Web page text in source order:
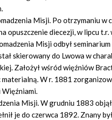
Misji. Po otrzymaniu w
opuszczenie diecezji, w lipcu t.r.
Misji odbył
skierowany do Lwowa w
Założył wśród więźniów
W r. 1881
Misji. W grudniu 1883
je do czerwca 1892. Znany